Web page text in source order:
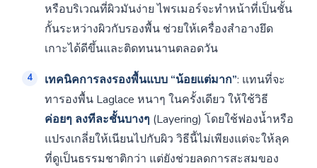
หรือบริเวณที่ผิวมันง่าย ไพรเมอร์จะทำหน้าที่เป็นชั้น
กั้นระหว่างผิวกับรองพื้น ช่วยให้เครื่องสำอางยึด
เกาะได้ดีขึ้นและติดทนนานตลอดวัน
เทคนิคการลงรองพื้นแบบ “น้อยแต่มาก”: แทนที่จะ
ทารองพื้น Laglace หนาๆ ในครั้งเดียว ให้ใช้วิธี
ค่อยๆ ลงทีละชั้นบางๆ (Layering) โดยใช้ฟองน้ำหรือ
แปรงเกลี่ยให้เนียนไปกับผิว วิธีนี้ไม่เพียงแต่จะให้ลุค
ที่ดูเป็นธรรมชาติกว่า แต่ยังช่วยลดการสะสมของ